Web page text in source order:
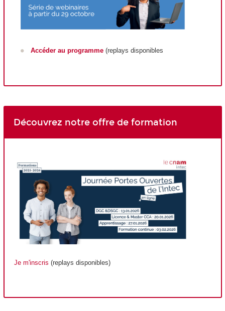
Accéder au programme(replays disponibles
Découvrez notre offre de formation
Je m'inscris (replays disponibles)